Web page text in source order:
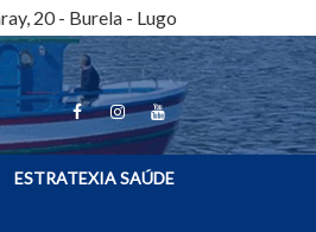
20 - Burela - Lugo
ESTRATEXIA SAÚDE